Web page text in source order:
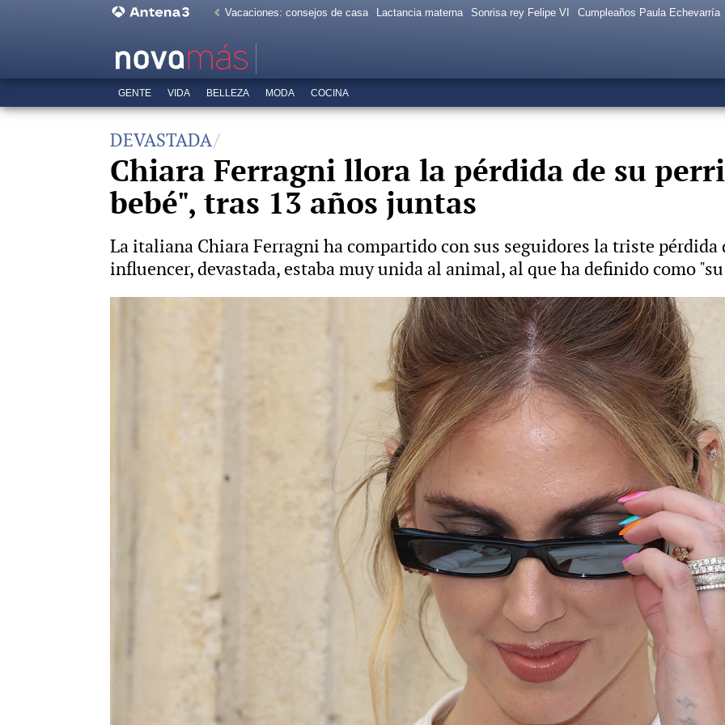
Vacaciones: consejos de casa Lactancia materna Sonrisa rey Felipe VI Cumpleaños Paula Echevarría
GENTE VIDA BELLEZA MODA COCINA
DEVASTADA
Chiara Ferragni llora la pérdida de su
bebé", tras 13 años juntas
La italiana Chiara Ferragni ha compartido con sus seguidores la triste
influencer, devastada, estaba muy unida al animal, al que ha definido como
Chiara Ferragni reflexiona sobre el difícil momento personal que atraviesa: "He
problemas más grandes que yo"
Fedez, el marido de Chiara Ferragni, anuncia el problema de salud mental que
30 de julio de 2023, 17:11 WhatsappFacebook